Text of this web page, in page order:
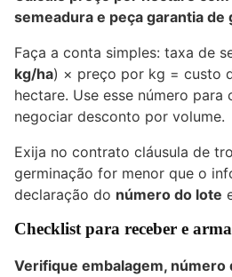
semeadura e peça garantia de
Faça a conta simples: taxa de
kg/ha) × preço por kg = custo
hectare. Use esse número
negociar desconto por volume.
Exija no contrato cláusula de
germinação for menor que o
declaração do número do lote
Checklist para receber e
Verifique embalagem, número